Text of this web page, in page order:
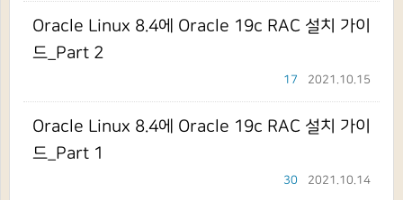
Oracle Linux 8.4에 Oracle 19c RAC 설치 가이
드_Part 2
2021.10.15
17
Oracle Linux 8.4에 Oracle 19c RAC 설치 가이
드_Part 1
2021.10.14
30